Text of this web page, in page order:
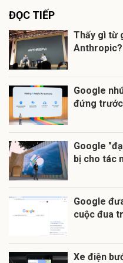
ĐỌC TIẾP
Thấy gì từ
Anthropic?
Google
đứng
Google
bị cho tác
Google
cuộc đua
Xe điện